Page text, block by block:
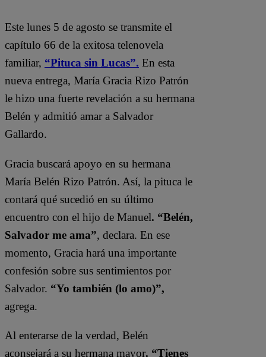
Este lunes 5 de agosto se transmite el
capítulo 66 de la exitosa telenovela
familiar, “Pituca sin Lucas”. En esta
nueva entrega, María Gracia Rizo Patrón
le hizo una fuerte revelación a su hermana
Belén y admitió amar a Salvador
Gallardo.
Gracia buscará apoyo en su hermana
María Belén Rizo Patrón. Así, la pituca le
contará qué sucedió en su último
encuentro con el hijo de Manuel. “Belén,
Salvador me ama”, declara. En ese
momento, Gracia hará una importante
confesión sobre sus sentimientos por
Salvador. “Yo también (lo amo)”,
agrega.
Al enterarse de la verdad, Belén
aconsejará a su hermana mayor. “Tienes